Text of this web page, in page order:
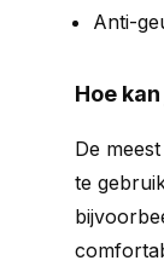
Anti-
Hoe
De
te